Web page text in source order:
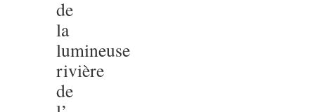
de
la
lumineuse
rivière
de